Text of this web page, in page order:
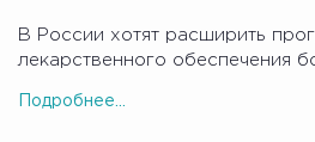
В России хотят расширить
лекарственного обеспечения
Подробнее...